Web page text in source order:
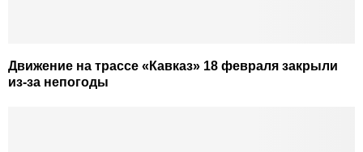
Движение на трассе «Кавказ» 18 февраля закрыли
из-за непогоды